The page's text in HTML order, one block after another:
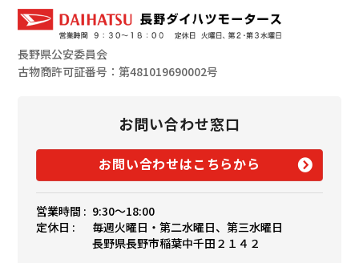
長野県公安委員会
古物商許可証番号：第481019690002号
お問い合わせ窓口
お問い合わせはこちらから
営業時間 : 9:30〜18:00
定休日 :
毎週火曜日・第二水曜日、第三水曜日
長野県長野市稲葉中千田２１４２